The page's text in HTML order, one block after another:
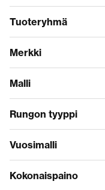
Tuoteryhmä
Merkki
Malli
Rungon tyyppi
Vuosimalli
Kokonaispaino